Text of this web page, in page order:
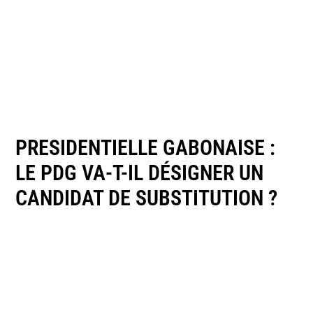
PRESIDENTIELLE GABONAISE :
LE PDG VA-T-IL DÉSIGNER UN
CANDIDAT DE SUBSTITUTION ?